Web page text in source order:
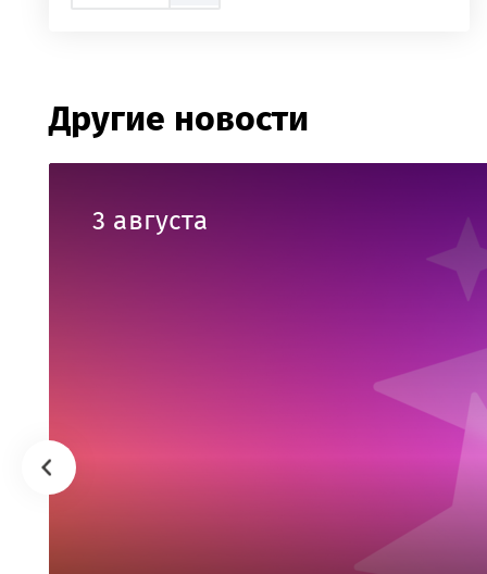
Другие новости
3 августа